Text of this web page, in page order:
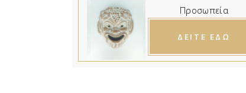
Προσωπεία
ΔΕΙΤΕ ΕΔΩ